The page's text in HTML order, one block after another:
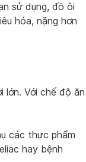
sử dụng, đồ ôi
hóa, nặng hơn
lớn. Với chế độ ăn
các thực phẩm
hay bệnh